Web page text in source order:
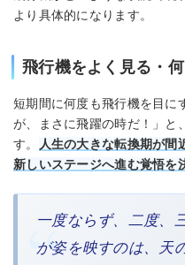
より具体的になります。
飛行機をよく見る・
短期間に何度も飛行機を目に
が、まさに飛躍の時だ！」と
す。
人生の大きな転換期が間
新しいステージへ進む覚悟を
一度ならず、二度、
が姿を映すのは、天